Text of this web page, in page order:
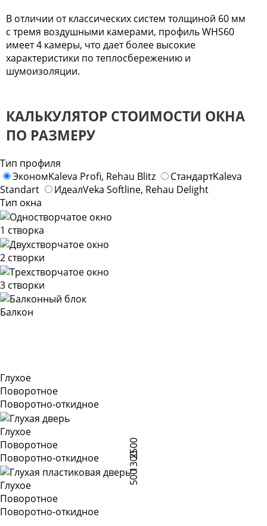
В отличии от классических систем толщиной 60 мм
с тремя воздушными камерами, профиль WHS60
имеет 4 камеры, что дает более высокие
характеристики по теплосбережению и
шумоизоляции.
КАЛЬКУЛЯТОР СТОИМОСТИ ОКНА
ПО РАЗМЕРУ
Тип профиля
ЭкономKaleva Profi, Rehau Blitz СтандартKaleva
Standart
ИдеалVeka Softline, Rehau Delight
Тип окна
1 створка
2 створки
3 створки
Балкон
2500
1300
500
Глухое
Поворотное
Поворотно-откидное
Глухое
Поворотное
Поворотно-откидное
Глухое
Поворотное
Поворотно-откидное